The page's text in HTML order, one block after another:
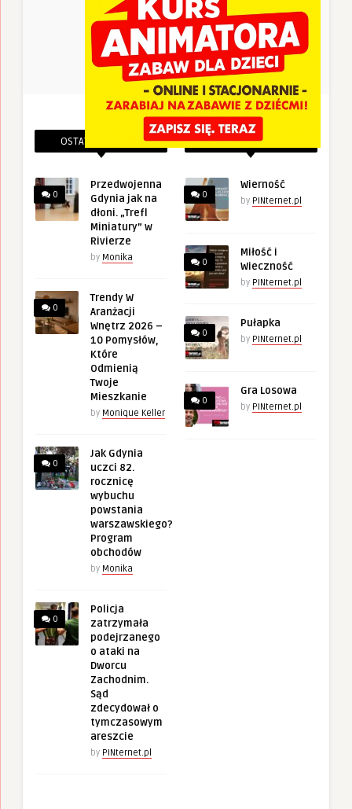
OSTATNIE PINEZKI
0
Przedwojenna
Gdynia jak na
dłoni. „Trefl
Miniatury” w
Rivierze
by Monika
0
Trendy W
Aranżacji
Wnętrz 2026 –
10 Pomysłów,
Które
Odmienią
Twoje
Mieszkanie
by Monique Keller
0
Jak Gdynia
uczci 82.
rocznicę
wybuchu
powstania
warszawskiego?
Program
obchodów
by Monika
0
Policja
zatrzymała
podejrzanego
o ataki na
Dworcu
Zachodnim.
Sąd
zdecydował o
tymczasowym
areszcie
by PINternet.pl
POWIĄZANE PINEZKI
0
Wierność
by PINternet.pl
0
Miłość i
Wieczność
by PINternet.pl
0
Pułapka
by PINternet.pl
0
Gra Losowa
by PINternet.pl